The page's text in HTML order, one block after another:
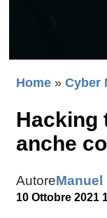
Home » Cyber
Hacking
anche
AutoreManuel
10 Ottobre 2021